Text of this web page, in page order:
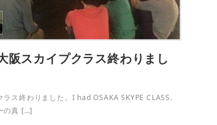
阪スカイプクラス終わりまし
ラス終わりました。I had OSAKA SKYPE CLASS.
の真 […]